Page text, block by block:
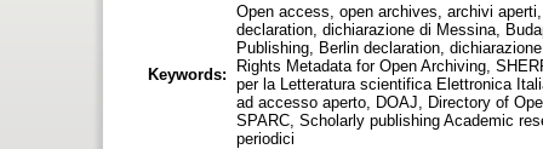
Keywords:
Open access, open archives, archivi
declaration, dichiarazione di Messina,
Publishing, Berlin declaration,
Rights Metadata for Open Archiving,
per la Letteratura scientifica Elettronica
ad accesso aperto, DOAJ, Directory of
SPARC, Scholarly publishing Academic
periodici